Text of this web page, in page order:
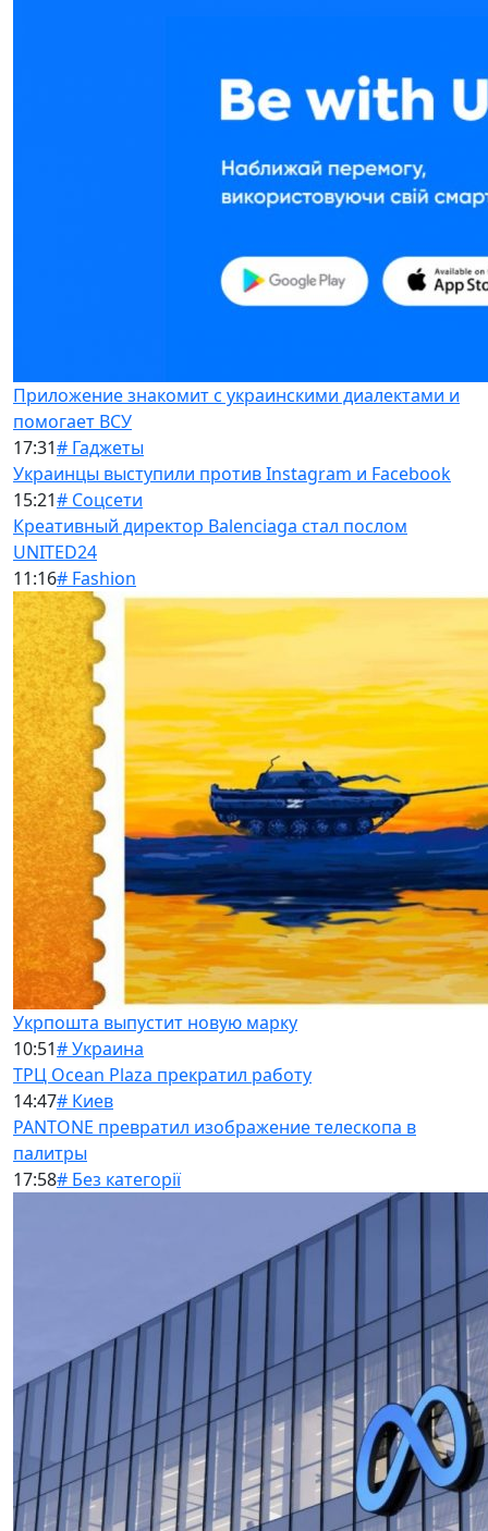
Приложение знакомит с украинскими диалектами и
помогает ВСУ
17:31# Гаджеты
Украинцы выступили против Instagram и Facebook
15:21# Соцсети
Креативный директор Balenciaga стал послом
UNITED24
11:16# Fashion
Укрпошта выпустит новую марку
10:51# Украина
ТРЦ Ocean Plaza прекратил работу
14:47# Киев
PANTONE превратил изображение телескопа в
палитры
17:58# Без категорії